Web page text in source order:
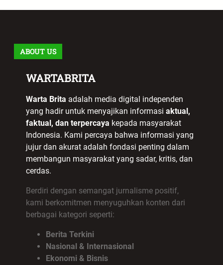
ABOUT US
WARTABRITA
Warta Brita adalah media digital independen
yang hadir untuk menyajikan informasi aktual,
faktual, dan terpercaya kepada masyarakat
Indonesia. Kami percaya bahwa informasi yang
jujur dan akurat adalah fondasi penting dalam
membangun masyarakat yang sadar, kritis, dan
cerdas.
Berdiri dengan semangat jurnalisme positif,
kami berkomitmen menyuguhkan konten dari
berbagai kategori seperti:
Berita Terkini
Nasional & Internasional
Ekonomi & Bisnis